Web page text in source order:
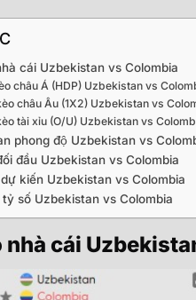
cái Uzbekistan vs Colombia
châu Á (HDP) Uzbekistan vs
châu Âu (1X2) Uzbekistan vs
tài xỉu (O/U) Uzbekistan vs
phong độ Uzbekistan vs
đầu Uzbekistan vs Colombia
kiến Uzbekistan vs Colombia
tỷ số Uzbekistan vs Colombia
nhà cái